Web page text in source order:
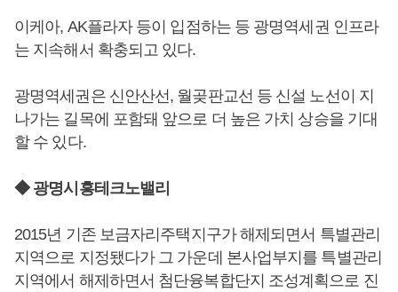
이케아, AK플라자 등이 입점하는 등 광명역세권 인프라
는 지속해서 확충되고 있다.
광명역세권은 신안산선, 월곶판교선 등 신설 노선이 지
나가는 길목에 포함돼 앞으로 더 높은 가치 상승을 기대
할 수 있다.
◆ 광명시흥테크노밸리
2015년 기존 보금자리주택지구가 해제되면서 특별관리
지역으로 지정됐다가 그 가운데 본사업부지를 특별관리
지역에서 해제하면서 첨단융복합단지 조성계획으로 진